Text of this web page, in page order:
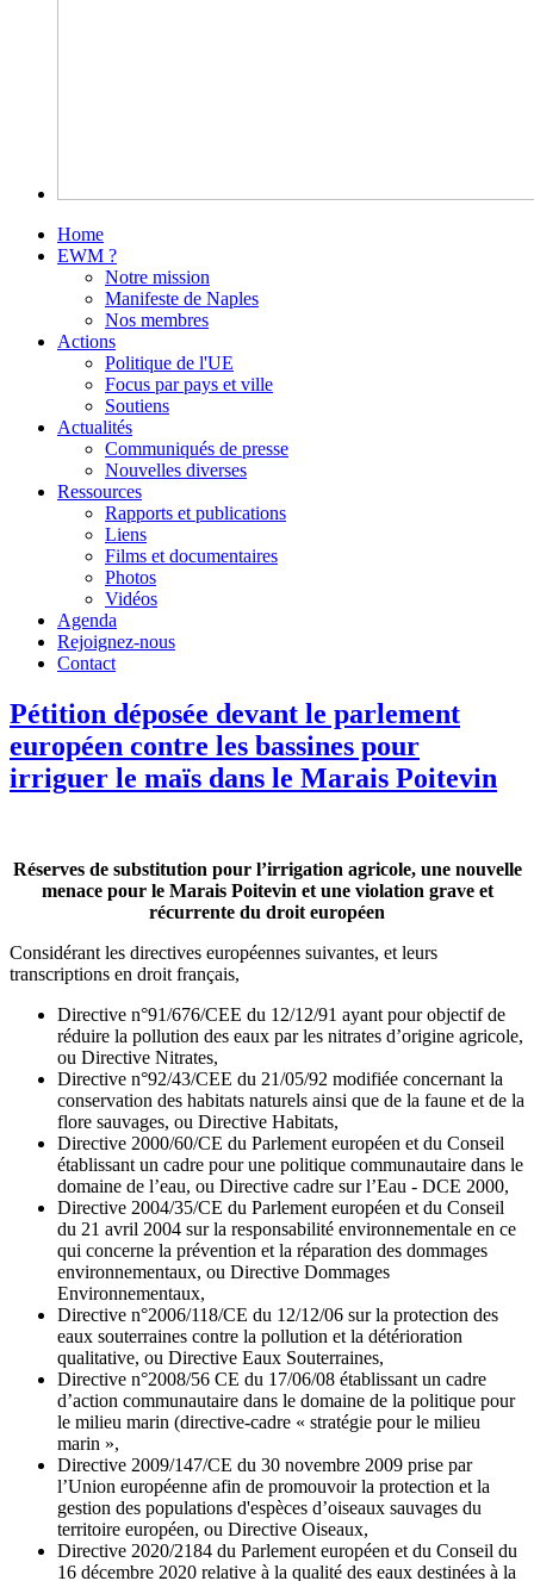
Home
EWM ?
Notre mission
Manifeste de Naples
Nos membres
Actions
Politique de l'UE
Focus par pays et ville
Soutiens
Actualités
Communiqués de presse
Nouvelles diverses
Ressources
Rapports et publications
Liens
Films et documentaires
Photos
Vidéos
Agenda
Rejoignez-nous
Contact
Pétition déposée devant le parlement
européen contre les bassines pour
irriguer le maïs dans le Marais Poitevin
Réserves de substitution pour l’irrigation agricole, une nouvelle
menace pour le Marais Poitevin et une violation grave et
récurrente du droit européen
Considérant les directives européennes suivantes, et leurs
transcriptions en droit français,
Directive n°91/676/CEE du 12/12/91 ayant pour objectif de
réduire la pollution des eaux par les nitrates d’origine agricole,
ou Directive Nitrates,
Directive n°92/43/CEE du 21/05/92 modifiée concernant la
conservation des habitats naturels ainsi que de la faune et de la
flore sauvages, ou Directive Habitats,
Directive 2000/60/CE du Parlement européen et du Conseil
établissant un cadre pour une politique communautaire dans le
domaine de l’eau, ou Directive cadre sur l’Eau - DCE 2000,
Directive 2004/35/CE du Parlement européen et du Conseil
du 21 avril 2004 sur la responsabilité environnementale en ce
qui concerne la prévention et la réparation des dommages
environnementaux, ou Directive Dommages
Environnementaux,
Directive n°2006/118/CE du 12/12/06 sur la protection des
eaux souterraines contre la pollution et la détérioration
qualitative, ou Directive Eaux Souterraines,
Directive n°2008/56 CE du 17/06/08 établissant un cadre
d’action communautaire dans le domaine de la politique pour
le milieu marin (directive-cadre « stratégie pour le milieu
marin »,
Directive 2009/147/CE du 30 novembre 2009 prise par
l’Union européenne afin de promouvoir la protection et la
gestion des populations d'espèces d’oiseaux sauvages du
territoire européen, ou Directive Oiseaux,
Directive 2020/2184 du Parlement européen et du Conseil du
16 décembre 2020 relative à la qualité des eaux destinées à la